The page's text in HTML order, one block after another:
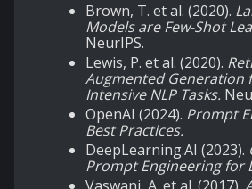
Brown, T. et al. (2020).
Models are Few-Shot
NeurIPS.
Lewis, P. et al. (2020).
Augmented Generation
Intensive NLP Tasks.
OpenAI (2024). Prompt
Best Practices.
DeepLearning.AI (2023).
Prompt Engineering for